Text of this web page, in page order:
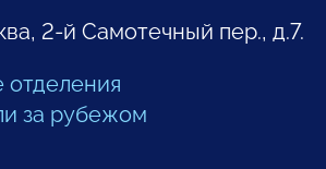
2-й Самотечный пер., д.7.
отделения
за рубежом